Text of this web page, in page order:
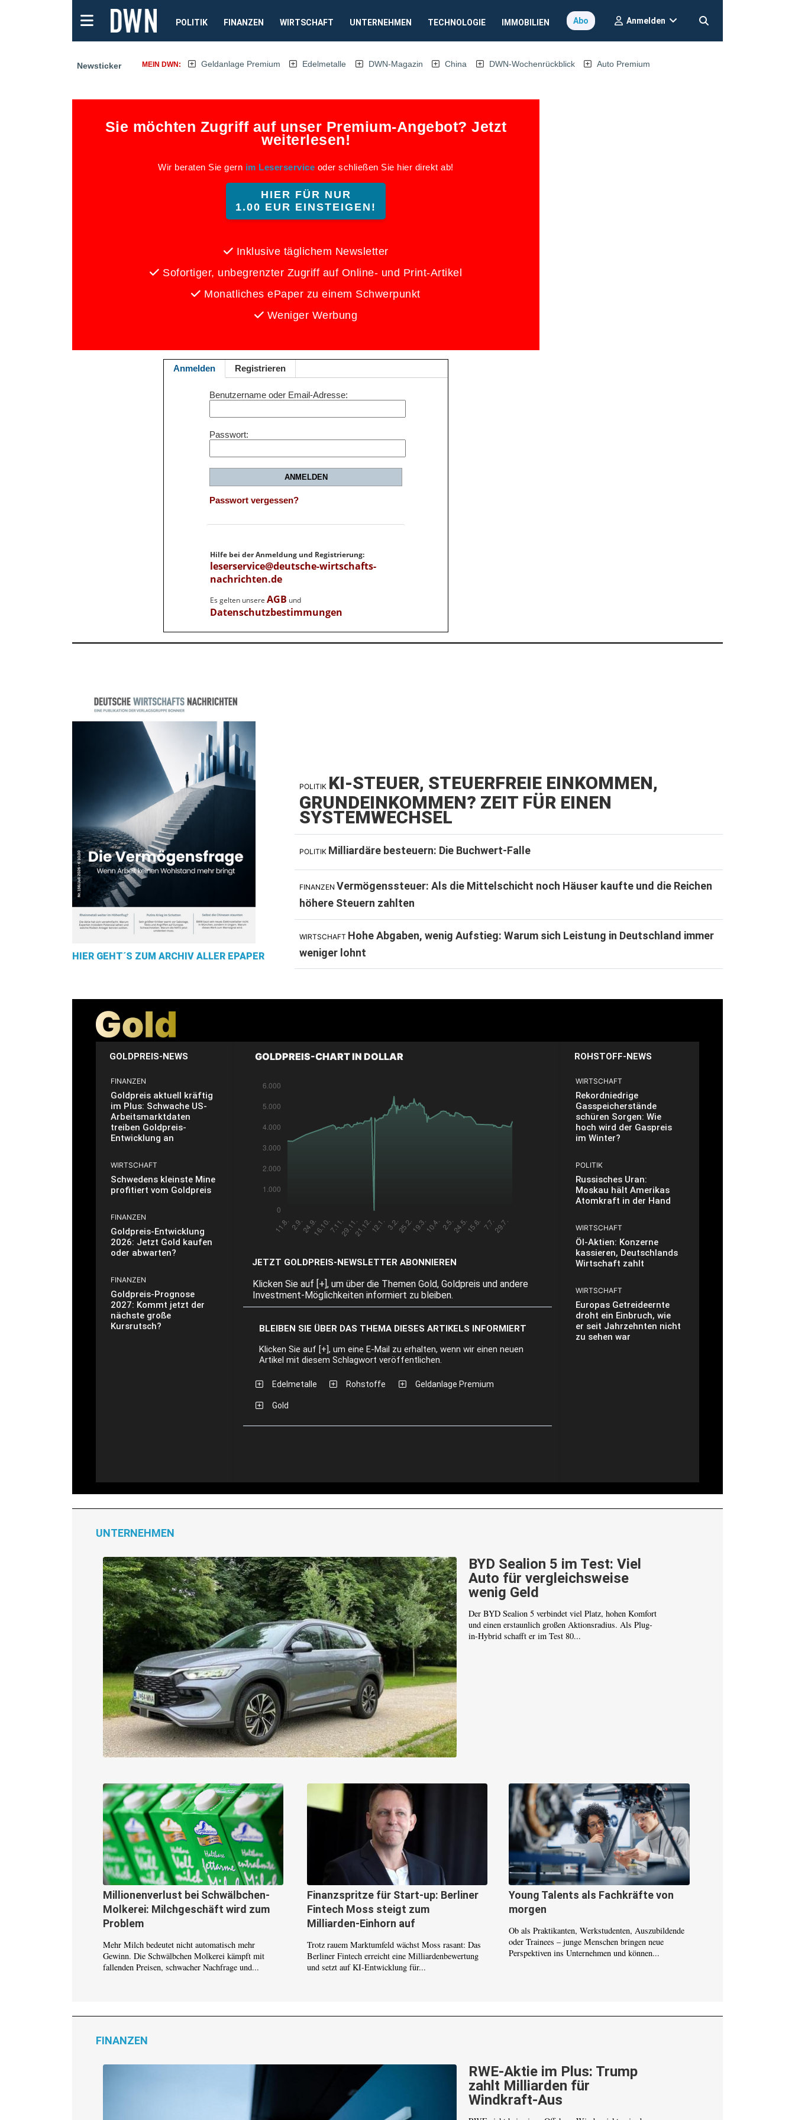
POLITIK FINANZEN WIRTSCHAFT UNTERNEHMEN TECHNOLOGIE IMMOBILIEN Abo Anmelden
Newsticker MEIN DWN: Geldanlage Premium Edelmetalle DWN-Magazin China DWN-Wochenrückblick Auto Premium
Sie möchten Zugriff auf unser Premium-Angebot? Jetzt
weiterlesen!
Wir beraten Sie gern im Leserservice oder schließen Sie hier direkt ab!
HIER FÜR NUR
1.00 EUR EINSTEIGEN!
Inklusive täglichem Newsletter
Sofortiger, unbegrenzter Zugriff auf Online- und Print-Artikel
Monatliches ePaper zu einem Schwerpunkt
Weniger Werbung
Anmelden Registrieren
Benutzername oder Email-Adresse
Passwort
ANMELDEN
Passwort vergessen?
Hilfe bei der Anmeldung und Registrierung:
leserservice@deutsche-wirtschafts-
nachrichten.de
Es gelten unsere AGB und
Datenschutzbestimmungen
HIER GEHT´S ZUM ARCHIV ALLER EPAPER
POLITIK KI-STEUER, STEUERFREIE EINKOMMEN,
GRUNDEINKOMMEN? ZEIT FÜR EINEN
SYSTEMWECHSEL
POLITIK Milliardäre besteuern: Die Buchwert-Falle
FINANZEN Vermögenssteuer: Als die Mittelschicht noch Häuser kaufte und die Reichen
höhere Steuern zahlten
WIRTSCHAFT Hohe Abgaben, wenig Aufstieg: Warum sich Leistung in Deutschland immer
weniger lohnt
GOLDPREIS-NEWS
FINANZEN
Goldpreis aktuell kräftig
im Plus: Schwache US-
Arbeitsmarktdaten
treiben Goldpreis-
Entwicklung an
WIRTSCHAFT
Schwedens kleinste Mine
profitiert vom Goldpreis
FINANZEN
Goldpreis-Entwicklung
2026: Jetzt Gold kaufen
oder abwarten?
FINANZEN
Goldpreis-Prognose
2027: Kommt jetzt der
nächste große
Kursrutsch?
GOLDPREIS-CHART IN DOLLAR
JETZT GOLDPREIS-NEWSLETTER ABONNIEREN
Klicken Sie auf [+], um über die Themen Gold, Goldpreis und andere
Investment-Möglichkeiten informiert zu bleiben.
BLEIBEN SIE ÜBER DAS THEMA DIESES ARTIKELS INFORMIERT
Klicken Sie auf [+], um eine E-Mail zu erhalten, wenn wir einen neuen
Artikel mit diesem Schlagwort veröffentlichen.
Edelmetalle Rohstoffe Geldanlage Premium
Gold
ROHSTOFF-NEWS
WIRTSCHAFT
Rekordniedrige
Gasspeicherstände
schüren Sorgen: Wie
hoch wird der Gaspreis
im Winter?
POLITIK
Russisches Uran:
Moskau hält Amerikas
Atomkraft in der Hand
WIRTSCHAFT
Öl-Aktien: Konzerne
kassieren, Deutschlands
Wirtschaft zahlt
WIRTSCHAFT
Europas Getreideernte
droht ein Einbruch, wie
er seit Jahrzehnten nicht
zu sehen war
UNTERNEHMEN
BYD Sealion 5 im Test: Viel
Auto für vergleichsweise
wenig Geld
Der BYD Sealion 5 verbindet viel Platz, hohen Komfort
und einen erstaunlich großen Aktionsradius. Als Plug-
in-Hybrid schafft er im Test 80...
Millionenverlust bei Schwälbchen-
Molkerei: Milchgeschäft wird zum
Problem
Mehr Milch bedeutet nicht automatisch mehr
Gewinn. Die Schwälbchen Molkerei kämpft mit
fallenden Preisen, schwacher Nachfrage und...
Finanzspritze für Start-up: Berliner
Fintech Moss steigt zum
Milliarden-Einhorn auf
Trotz rauem Marktumfeld wächst Moss rasant: Das
Berliner Fintech erreicht eine Milliardenbewertung
und setzt auf KI-Entwicklung für...
Young Talents als Fachkräfte von
morgen
Ob als Praktikanten, Werkstudenten, Auszubildende
oder Trainees – junge Menschen bringen neue
Perspektiven ins Unternehmen und können...
FINANZEN
RWE-Aktie im Plus: Trump
zahlt Milliarden für
Windkraft-Aus